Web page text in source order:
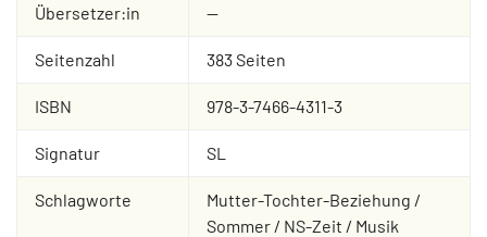
Übersetzer:in --
Seitenzahl 383 Seiten
ISBN 978-3-7466-4311-3
Signatur SL
Schlagworte
Mutter-Tochter-Beziehung /
Sommer / NS-Zeit / Musik